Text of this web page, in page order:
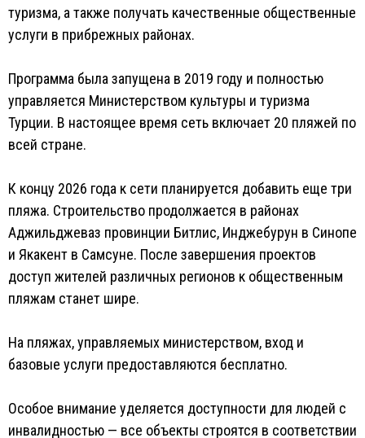
туризма, а также получать качественные общественные
услуги в прибрежных районах.
Программа была запущена в 2019 году и полностью
управляется Министерством культуры и туризма
Турции. В настоящее время сеть включает 20 пляжей по
всей стране.
К концу 2026 года к сети планируется добавить еще три
пляжа. Строительство продолжается в районах
Аджильджеваз провинции Битлис, Инджебурун в Синопе
и Якакент в Самсуне. После завершения проектов
доступ жителей различных регионов к общественным
пляжам станет шире.
На пляжах, управляемых министерством, вход и
базовые услуги предоставляются бесплатно.
Особое внимание уделяется доступности для людей с
инвалидностью — все объекты строятся в соответствии